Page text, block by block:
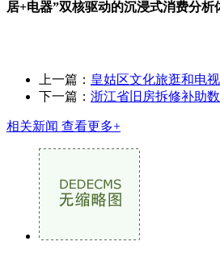
居+电器”双核驱动的沉浸式消费分析
上一篇： 皇姑区文化旅逛和电
下一篇： 浙江省旧房拆修补助
相关新闻 查看更多+